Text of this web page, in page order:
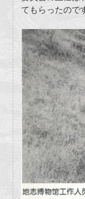
てもらったので